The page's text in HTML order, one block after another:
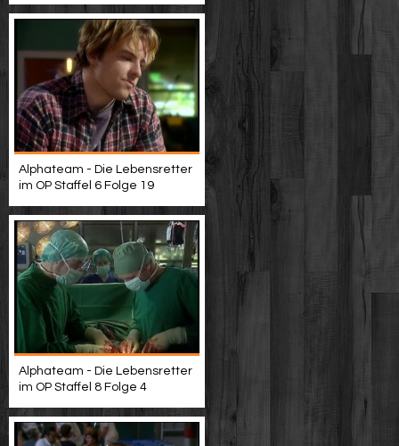
Alphateam - Die Lebensretter
im OP Staffel 6 Folge 19
Alphateam - Die Lebensretter
im OP Staffel 8 Folge 4